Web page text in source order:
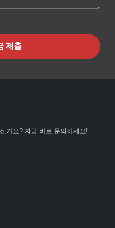
제출
가요? 지금 바로 문의하세요!